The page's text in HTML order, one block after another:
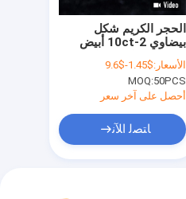
الحجر الكريم شكل
بيضاوي 2-10ct أبيض
مستدير قطع فضفاض
موسانيت للخواتم
الخطوبة
الأسعار:$1.45-$9.6
MOQ:50PCS
أحصل على آخر سعر
ﺎﺘﺼﻟ ﺍﻶﻧ